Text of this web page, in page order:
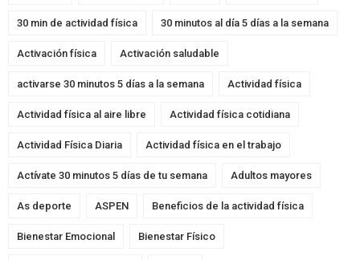
30 min de actividad física 30 minutos al día 5 días a la semana
Activación física Activación saludable
activarse 30 minutos 5 días a la semana Actividad física
Actividad física al aire libre Actividad física cotidiana
Actividad Física Diaria Actividad física en el trabajo
Actívate 30 minutos 5 días de tu semana Adultos mayores
As deporte ASPEN Beneficios de la actividad física
Bienestar Emocional Bienestar Físico